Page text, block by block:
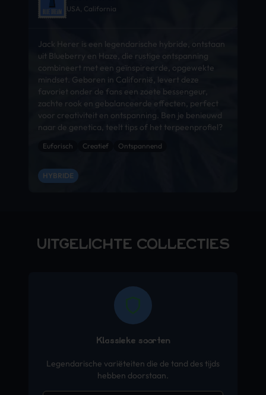
USA, California
Jack Herer is een legendarische hybride, ontstaan
uit Blueberry en Haze, die rustige ontspanning
combineert met een geïnspireerde, opgewekte
mindset. Geboren in Californië, levert deze
favoriet onder de fans een zoete bessengeur,
zachte rook en gebalanceerde effecten, perfect
voor creativiteit en ontspanning. Ben je benieuwd
naar de genetica, teelt tips of het terpeenprofiel?
Euforisch Creatief Ontspannend
HYBRIDE
UITGELICHTE COLLECTIES
Klassieke soorten
Legendarische variëteiten die de tand des tijds
hebben doorstaan.